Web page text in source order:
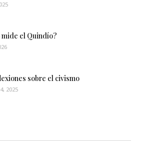
mide el Quindío?
sobre el civismo
2025